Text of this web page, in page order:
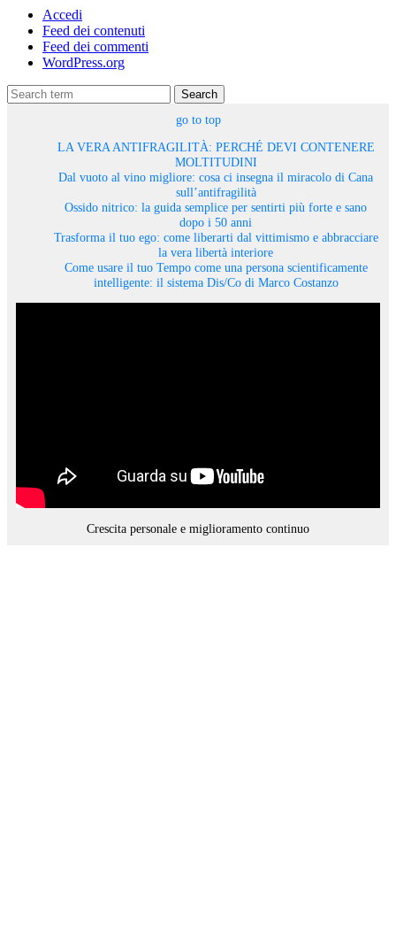
Accedi
Feed dei contenuti
Feed dei commenti
WordPress.org
Search
go to top
LA VERA ANTIFRAGILITÀ: PERCHÉ DEVI CONTENERE
MOLTITUDINI
Dal vuoto al vino migliore: cosa ci insegna il miracolo di Cana
sull’antifragilità
Ossido nitrico: la guida semplice per sentirti più forte e sano
dopo i 50 anni
Trasforma il tuo ego: come liberarti dal vittimismo e abbracciare
la vera libertà interiore
Come usare il tuo Tempo come una persona scientificamente
intelligente: il sistema Dis/Co di Marco Costanzo
Crescita personale e miglioramento continuo